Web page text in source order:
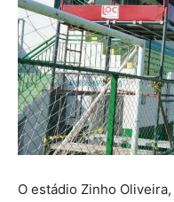
O estádio Zinho